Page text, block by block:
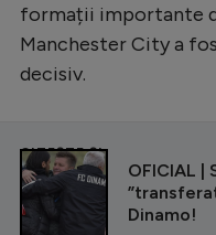
formații importante
Manchester City a
decisiv.
CITEȘTE ȘI
OFICIAL |
Dinamo!